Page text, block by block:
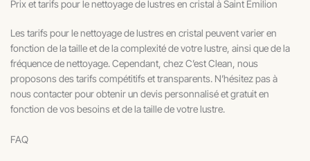
Prix et tarifs pour le nettoyage de lustres en cristal à Saint Emilion
Les tarifs pour le nettoyage de lustres en cristal peuvent varier en
fonction de la taille et de la complexité de votre lustre, ainsi que de la
fréquence de nettoyage. Cependant, chez C’est Clean, nous
proposons des tarifs compétitifs et transparents. N’hésitez pas à
nous contacter pour obtenir un devis personnalisé et gratuit en
fonction de vos besoins et de la taille de votre lustre.
FAQ